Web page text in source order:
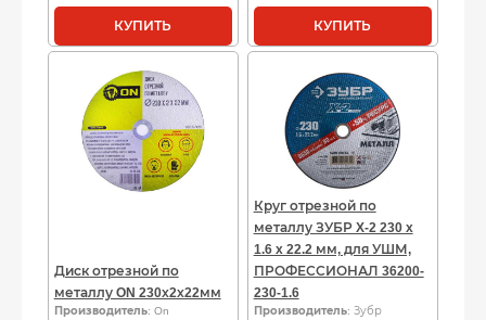
КУПИТЬ КУПИТЬ
Диск отрезной по
металлу ON 230х2х22мм
Производитель: On
Круг отрезной по
металлу ЗУБР X-2 230 x
1.6 x 22.2 мм, для УШМ,
ПРОФЕССИОНАЛ 36200-
230-1.6
Производитель: Зубр